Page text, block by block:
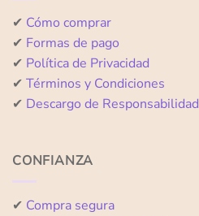
✔ Cómo comprar
✔ Formas de pago
✔ Política de Privacidad
✔ Términos y Condiciones
✔ Descargo de Responsabilidad
CONFIANZA
✔ Compra segura